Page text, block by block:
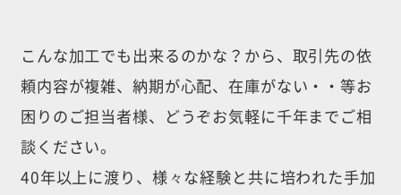
こんな加工でも出来るのかな？から、取引先の依
頼内容が複雑、納期が心配、 在庫がない・・等お
困りのご担当者様、どうぞお気軽に千年までご相
談ください。
40年以上に渡り、様々な経験と共に培われた手加